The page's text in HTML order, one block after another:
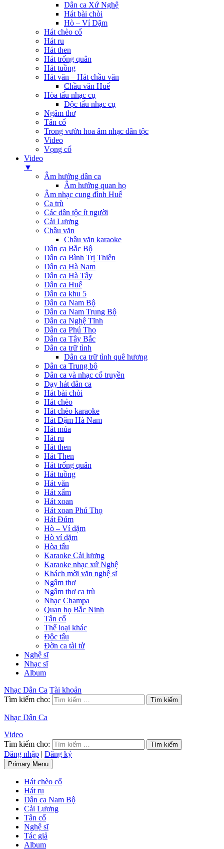
Dân ca Xứ Nghệ
Hát bài chòi
Hò – Ví Dặm
Hát chèo cổ
Hát ru
Hát then
Hát trống quân
Hát tuồng
Hát văn – Hát chầu văn
Chầu văn Huế
Hòa tấu nhạc cụ
Độc tấu nhạc cụ
Ngâm thơ
Tân cổ
Trong vườn hoa âm nhạc dân tộc
Video
Vọng cổ
Video
▼
Âm hưởng dân ca
Âm hưởng quan họ
Âm nhạc cung đình Huế
Ca trù
Các dân tộc ít người
Cải Lương
Chầu văn
Chầu văn karaoke
Dân ca Bắc Bộ
Dân ca Bình Trị Thiên
Dân ca Hà Nam
Dân ca Hà Tây
Dân ca Huế
Dân ca khu 5
Dân ca Nam Bộ
Dân ca Nam Trung Bộ
Dân ca Nghệ Tĩnh
Dân ca Phú Thọ
Dân ca Tây Bắc
Dân ca trữ tình
Dân ca trữ tình quê hương
Dân ca Trung bộ
Dân ca và nhạc cổ truyền
Dạy hát dân ca
Hát bài chòi
Hát chèo
Hát chèo karaoke
Hát Dặm Hà Nam
Hát múa
Hát ru
Hát then
Hát Then
Hát trống quân
Hát tuồng
Hát văn
Hát xẩm
Hát xoan
Hát xoan Phú Thọ
Hát Đúm
Hò – Ví dặm
Hò ví dặm
Hòa tấu
Karaoke Cải lương
Karaoke nhạc xứ Nghệ
Khách mời văn nghệ sĩ
Ngâm thơ
Ngâm thơ ca trù
Nhạc Champa
Quan họ Bắc Ninh
Tân cổ
Thể loại khác
Độc tấu
Đờn ca tài tử
Nghệ sĩ
Nhạc sĩ
Album
Nhạc Dân Ca Tài khoản
Tìm kiếm cho:
Nhạc Dân Ca
Video
Tìm kiếm cho:
Đăng nhập | Đăng ký
Primary Menu
Hát chèo cổ
Hát ru
Dân ca Nam Bộ
Cải Lương
Tân cổ
Nghệ sĩ
Tác giả
Album